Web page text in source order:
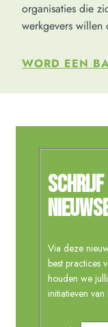
organisaties die
werkgevers willen
WORD EEN